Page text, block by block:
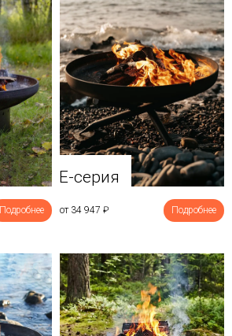
Подробнее
E-серия
от 34 947 ₽ Подробнее